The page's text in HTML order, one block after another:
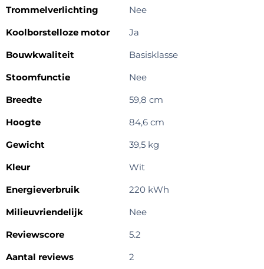
Trommelverlichting
Nee
Koolborstelloze motor
Ja
Bouwkwaliteit
Basisklasse
Stoomfunctie
Nee
Breedte
59,8 cm
Hoogte
84,6 cm
Gewicht
39,5 kg
Kleur
Wit
Energieverbruik
220 kWh
Milieuvriendelijk
Nee
Reviewscore
5.2
Aantal reviews
2